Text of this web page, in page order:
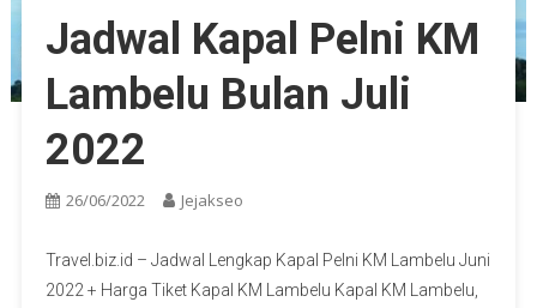
Jadwal Kapal Pelni KM
Lambelu Bulan Juli
2022
26/06/2022 Jejakseo
Travel.biz.id – Jadwal Lengkap Kapal Pelni KM Lambelu Juni
2022 + Harga Tiket Kapal KM Lambelu Kapal KM Lambelu,